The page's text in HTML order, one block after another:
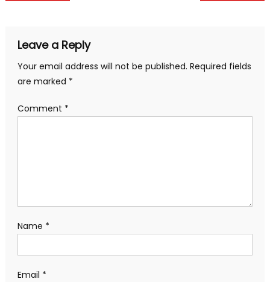
Leave a Reply
Your email address will not be published. Required fields
are marked *
Comment *
Name *
Email *